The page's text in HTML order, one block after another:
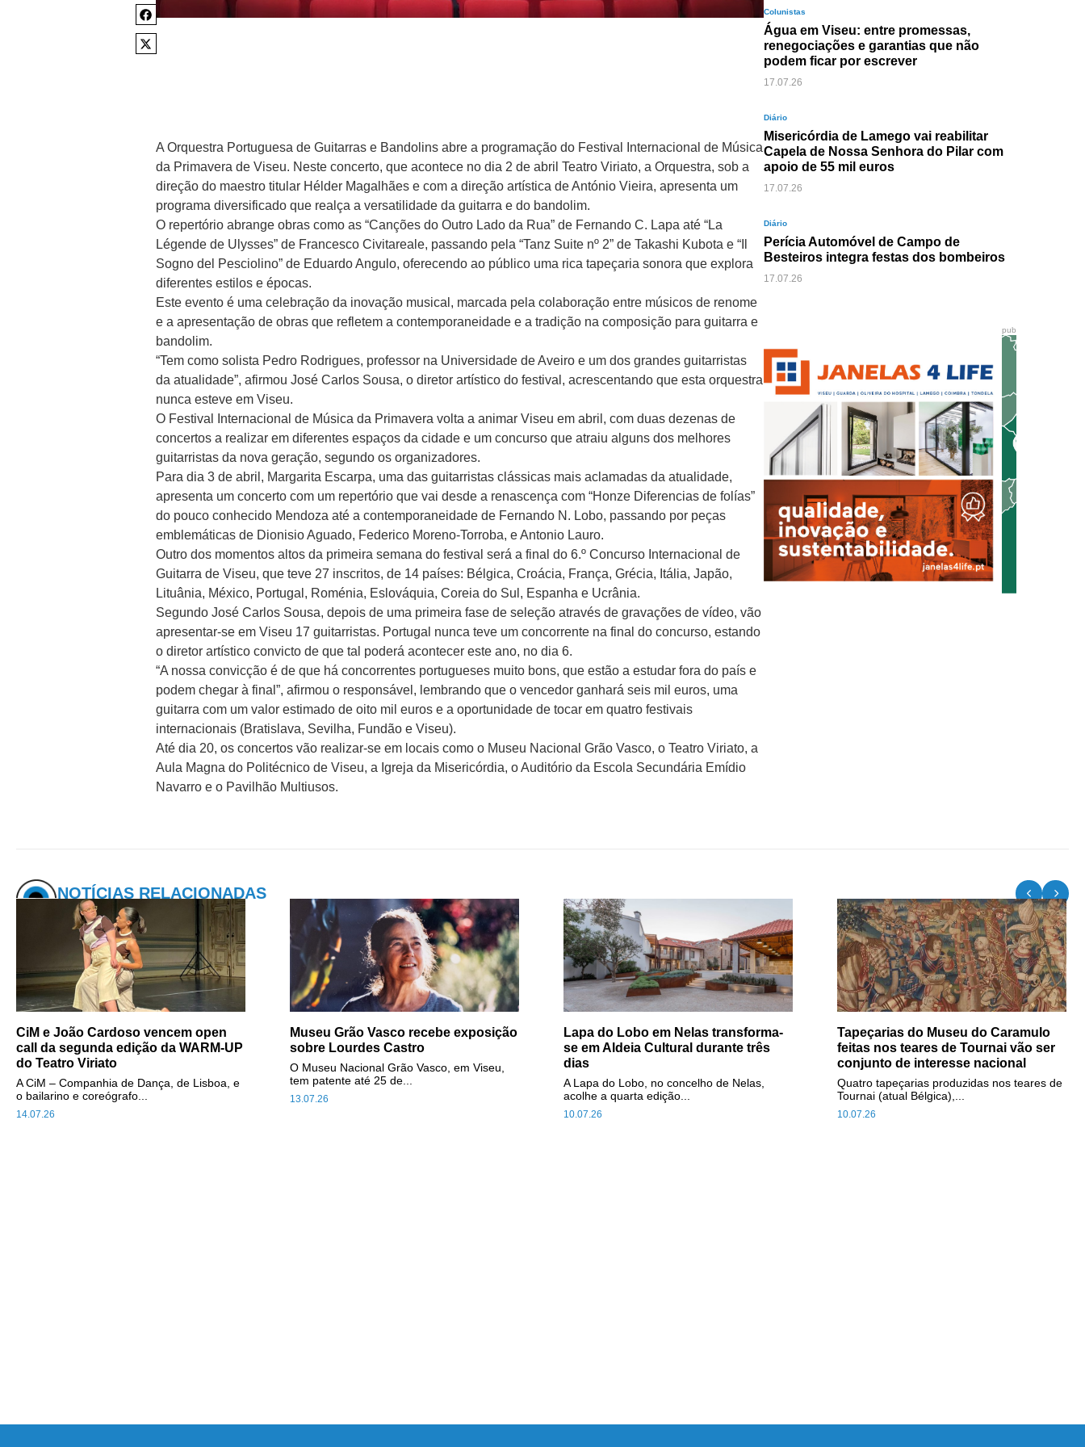
A Orquestra Portuguesa de Guitarras e Bandolins abre a programação do Festival Internacional de Música
da Primavera de Viseu. Neste concerto, que acontece no dia 2 de abril Teatro Viriato, a Orquestra, sob a
direção do maestro titular Hélder Magalhães e com a direção artística de António Vieira, apresenta um
programa diversificado que realça a versatilidade da guitarra e do bandolim.
O repertório abrange obras como as “Canções do Outro Lado da Rua” de Fernando C. Lapa até “La
Légende de Ulysses” de Francesco Civitareale, passando pela “Tanz Suite nº 2” de Takashi Kubota e “Il
Sogno del Pesciolino” de Eduardo Angulo, oferecendo ao público uma rica tapeçaria sonora que explora
diferentes estilos e épocas.
Este evento é uma celebração da inovação musical, marcada pela colaboração entre músicos de renome
e a apresentação de obras que refletem a contemporaneidade e a tradição na composição para guitarra e
bandolim.
“Tem como solista Pedro Rodrigues, professor na Universidade de Aveiro e um dos grandes guitarristas
da atualidade”, afirmou José Carlos Sousa, o diretor artístico do festival, acrescentando que esta orquestra
nunca esteve em Viseu.
O Festival Internacional de Música da Primavera volta a animar Viseu em abril, com duas dezenas de
concertos a realizar em diferentes espaços da cidade e um concurso que atraiu alguns dos melhores
guitarristas da nova geração, segundo os organizadores.
Para dia 3 de abril, Margarita Escarpa, uma das guitarristas clássicas mais aclamadas da atualidade,
apresenta um concerto com um repertório que vai desde a renascença com “Honze Diferencias de folías”
do pouco conhecido Mendoza até a contemporaneidade de Fernando N. Lobo, passando por peças
emblemáticas de Dionisio Aguado, Federico Moreno-Torroba, e Antonio Lauro.
Outro dos momentos altos da primeira semana do festival será a final do 6.º Concurso Internacional de
Guitarra de Viseu, que teve 27 inscritos, de 14 países: Bélgica, Croácia, França, Grécia, Itália, Japão,
Lituânia, México, Portugal, Roménia, Eslováquia, Coreia do Sul, Espanha e Ucrânia.
Segundo José Carlos Sousa, depois de uma primeira fase de seleção através de gravações de vídeo, vão
apresentar-se em Viseu 17 guitarristas. Portugal nunca teve um concorrente na final do concurso, estando
o diretor artístico convicto de que tal poderá acontecer este ano, no dia 6.
“A nossa convicção é de que há concorrentes portugueses muito bons, que estão a estudar fora do país e
podem chegar à final”, afirmou o responsável, lembrando que o vencedor ganhará seis mil euros, uma
guitarra com um valor estimado de oito mil euros e a oportunidade de tocar em quatro festivais
internacionais (Bratislava, Sevilha, Fundão e Viseu).
Até dia 20, os concertos vão realizar-se em locais como o Museu Nacional Grão Vasco, o Teatro Viriato, a
Aula Magna do Politécnico de Viseu, a Igreja da Misericórdia, o Auditório da Escola Secundária Emídio
Navarro e o Pavilhão Multiusos.
Colunistas
Água em Viseu: entre promessas,
renegociações e garantias que não
podem ficar por escrever
17.07.26
Diário
Misericórdia de Lamego vai reabilitar
Capela de Nossa Senhora do Pilar com
apoio de 55 mil euros
17.07.26
Diário
Perícia Automóvel de Campo de
Besteiros integra festas dos bombeiros
17.07.26
pub
NOTÍCIAS RELACIONADAS
CiM e João Cardoso vencem open
call da segunda edição da WARM-UP
do Teatro Viriato
14.07.26
A CiM – Companhia de Dança, de Lisboa, e
o bailarino e coreógrafo...
Museu Grão Vasco recebe exposição
sobre Lourdes Castro
13.07.26
O Museu Nacional Grão Vasco, em Viseu,
tem patente até 25 de...
Lapa do Lobo em Nelas transforma-
se em Aldeia Cultural durante três
dias
10.07.26
A Lapa do Lobo, no concelho de Nelas,
acolhe a quarta edição...
Tapeçarias do Museu do Caramulo
feitas nos teares de Tournai vão ser
conjunto de interesse nacional
10.07.26
Quatro tapeçarias produzidas nos teares de
Tournai (atual Bélgica),...